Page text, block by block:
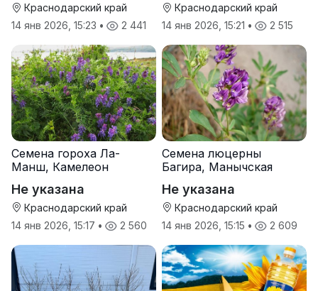
Краснодарский край
14 янв 2026, 15:23 • 2 441
Краснодарский край
14 янв 2026, 15:21 • 2 515
Семена гороха Ла-
Манш, Камелеон
Не указана
Краснодарский край
14 янв 2026, 15:17 • 2 560
Семена люцерны
Багира, Манычская
Не указана
Краснодарский край
14 янв 2026, 15:15 • 2 609